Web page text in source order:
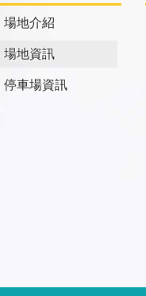
場地介紹
場地資訊
停車場資訊